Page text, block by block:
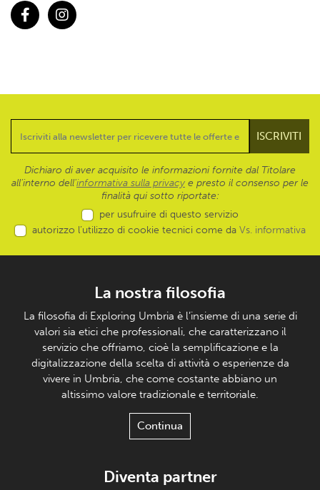
Dichiaro di aver acquisito le informazioni fornite dal Titolare
all’interno dell'informativa sulla privacy e presto il consenso per le
finalità qui sotto riportate:
per usufruire di questo servizio
autorizzo l’utilizzo di cookie tecnici come da Vs. informativa
La nostra filosofia
La filosofia di Exploring Umbria è l’insieme di una serie di
valori sia etici che professionali, che caratterizzano il
servizio che offriamo, cioè la semplificazione e la
digitalizzazione della scelta di attività o esperienze da
vivere in Umbria, che come costante abbiano un
altissimo valore tradizionale e territoriale.
Continua
Diventa partner